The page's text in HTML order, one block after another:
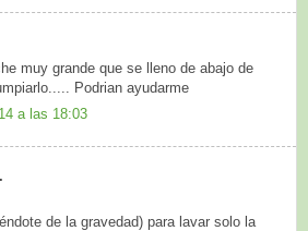
muy grande que se lleno de abajo de
Podrian ayudarme
a las 18:03
de la gravedad) para lavar solo la